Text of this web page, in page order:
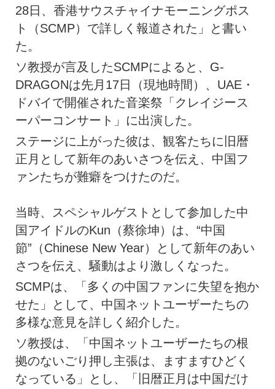
28日、香港サウスチャイナモーニングポス
ト（SCMP）で詳しく報道された」と書い
た。
ソ教授が言及したSCMPによると、G-
DRAGONは先月17日（現地時間）、UAE・
ドバイで開催された音楽祭「クレイジース
ーパーコンサート」に出演した。
ステージに上がった彼は、観客たちに旧暦
正月として新年のあいさつを伝え、中国フ
ァンたちが難癖をつけたのだ。
当時、スペシャルゲストとして参加した中
国アイドルのKun（蔡徐坤）は、“中国
節”（Chinese New Year）として新年のあい
さつを伝え、騒動はより激しくなった。
SCMPは、「多くの中国ファンに失望を抱か
せた」として、中国ネットユーザーたちの
多様な意見を詳しく紹介した。
ソ教授は、「中国ネットユーザーたちの根
拠のないごり押し主張は、ますますひどく
なっている」とし、「旧暦正月は中国だけ